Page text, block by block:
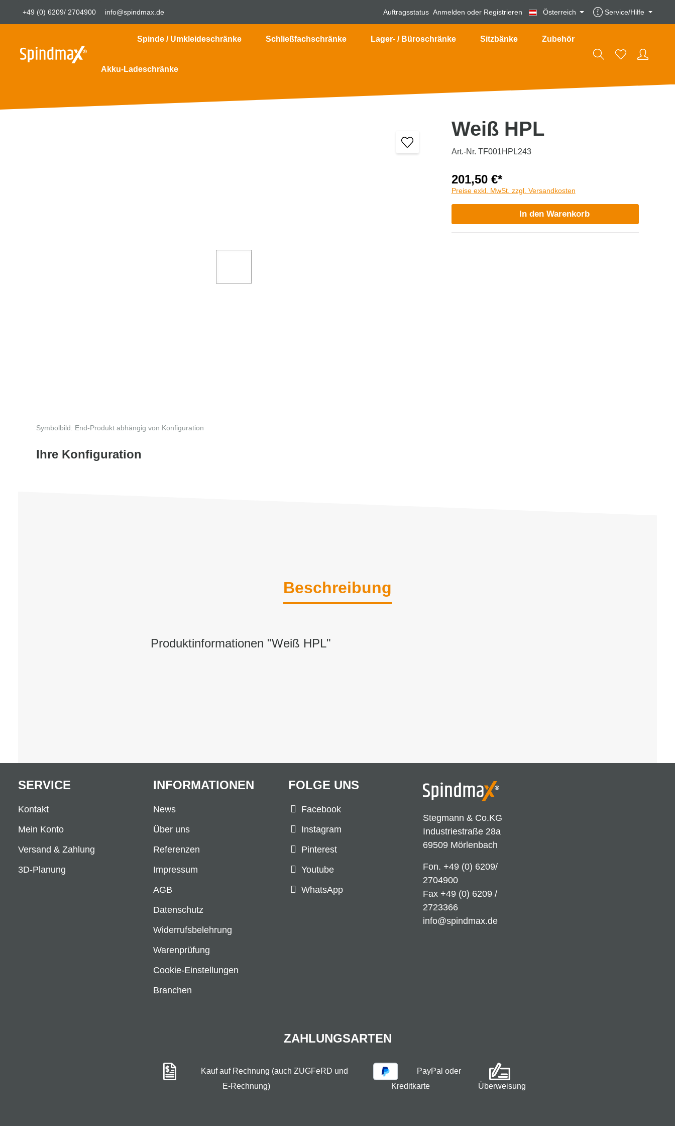
+49 (0) 6209/ 2704900 info@spindmax.de Auftragsstatus Anmelden oder Registrieren Österreich Service/Hilfe
Spinde / Umkleideschränke Schließfachschränke Lager- / Büroschränke Sitzbänke Zubehör
Akku-Ladeschränke
Symbolbild: End-Produkt abhängig von Konfiguration
Ihre Konfiguration
Weiß HPL
Art.-Nr. TF001HPL243
201,50 €*
Preise exkl. MwSt. zzgl. Versandkosten
In den Warenkorb
Beschreibung
Produktinformationen "Weiß HPL"
Stegmann & Co.KG
Industriestraße 28a
69509 Mörlenbach
Fon. +49 (0) 6209/
2704900
Fax +49 (0) 6209 /
2723366
info@spindmax.de
FOLGE UNS
Facebook
Instagram
Pinterest
Youtube
WhatsApp
SERVICE
Kontakt
Mein Konto
Versand & Zahlung
3D-Planung
INFORMATIONEN
News
Über uns
Referenzen
Impressum
AGB
Datenschutz
Widerrufsbelehrung
Warenprüfung
Cookie-Einstellungen
Branchen
ZAHLUNGSARTEN
Kauf auf Rechnung (auch ZUGFeRD und
E-Rechnung)
PayPal oder
Kreditkarte
Überweisung